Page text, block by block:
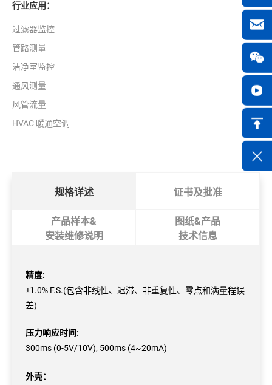
行业应用：
过滤器监控
管路测量
洁净室监控
通风测量
风管流量
HVAC 暖通空调
规格详述 证书及批准
产品样本&
安装维修说明
图纸&产品
技术信息
精度:
±1.0% F.S.(包含非线性、迟滞、非重复性、零点和满量程误
差)
压力响应时间:
300ms (0-5V/10V), 500ms (4~20mA)
外壳：